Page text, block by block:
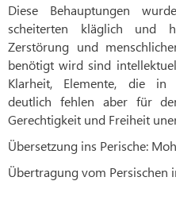
Diese Behauptungen
scheiterten kläglich und
Zerstörung und
benötigt wird sind
Klarheit, Elemente, die in
deutlich fehlen aber für
Gerechtigkeit und Freiheit
Übersetzung ins Perische:
Übertragung vom Persischen